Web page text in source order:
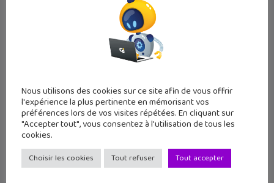
Nous utilisons des cookies sur ce site afin de vous offrir
l'expérience la plus pertinente en mémorisant vos
préférences lors de vos visites répétées. En cliquant sur
"Accepter tout", vous consentez à l'utilisation de tous les
cookies.
Choisir les cookies Tout refuser Tout accepter